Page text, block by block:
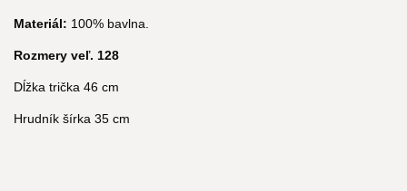
Materiál: 100% bavlna.
Rozmery veľ. 128
Dĺžka trička 46 cm
Hrudník šírka 35 cm